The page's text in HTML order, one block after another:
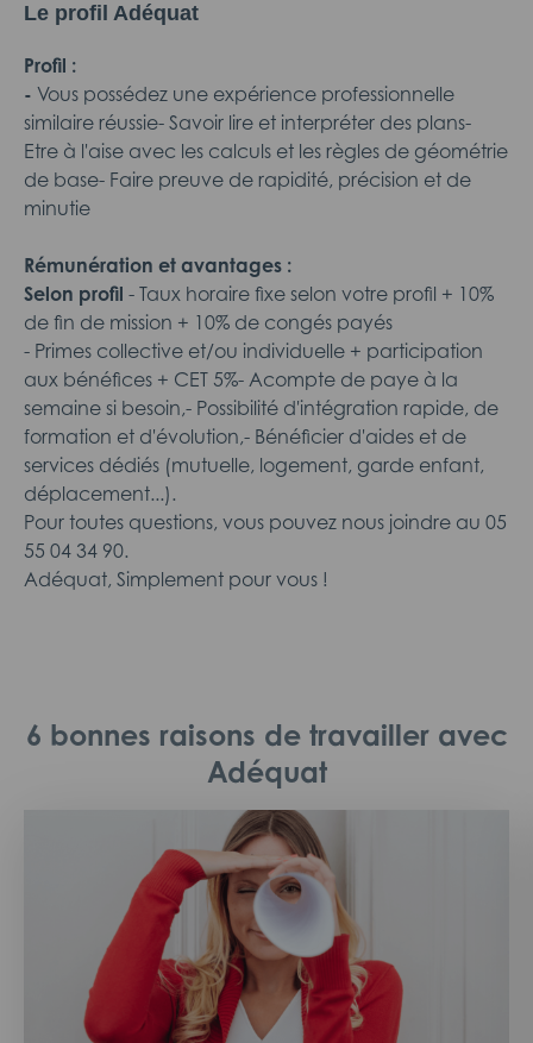
Le profil Adéquat
Profil :
- Vous possédez une expérience professionnelle
similaire réussie- Savoir lire et interpréter des plans-
Etre à l'aise avec les calculs et les règles de géométrie
de base- Faire preuve de rapidité, précision et de
minutie
Rémunération et avantages :
Selon profil - Taux horaire fixe selon votre profil + 10%
de fin de mission + 10% de congés payés
- Primes collective et/ou individuelle + participation
aux bénéfices + CET 5%- Acompte de paye à la
semaine si besoin,- Possibilité d'intégration rapide, de
formation et d'évolution,- Bénéficier d'aides et de
services dédiés (mutuelle, logement, garde enfant,
déplacement...).
Pour toutes questions, vous pouvez nous joindre au 05
55 04 34 90.
Adéquat, Simplement pour vous !
6 bonnes raisons de travailler avec
Adéquat